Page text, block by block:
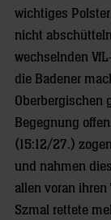
wichtiges
nicht
wechselnden
die Badener
Oberbergischen
Begegnung
(15:12/27.)
und nahmen
allen voran
Szmal rettete